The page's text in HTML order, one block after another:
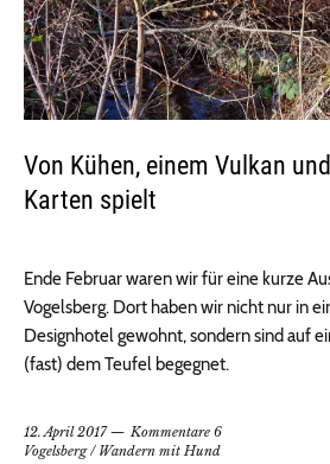
Von Kühen, einem Vulkan
Karten spielt
Ende Februar waren wir für eine kurze
Vogelsberg. Dort haben wir nicht nur in
Designhotel gewohnt, sondern sind auf
(fast) dem Teufel begegnet.
12. April 2017
Kommentare 6
Vogelsberg/ Wandern mit Hund